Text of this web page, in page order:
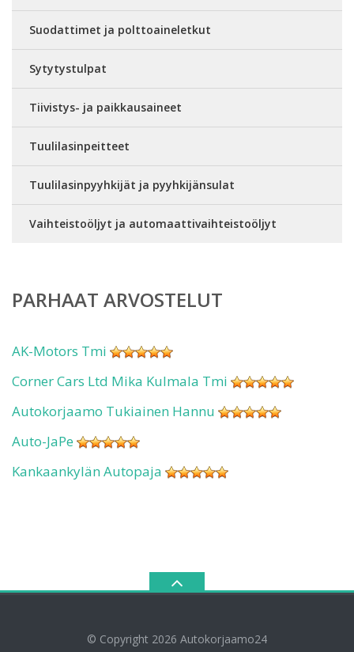
Suodattimet ja polttoaineletkut
Sytytystulpat
Tiivistys- ja paikkausaineet
Tuulilasinpeitteet
Tuulilasinpyyhkijät ja pyyhkijänsulat
Vaihteistoöljyt ja automaattivaihteistoöljyt
PARHAAT ARVOSTELUT
AK-Motors Tmi
Corner Cars Ltd Mika Kulmala Tmi
Autokorjaamo Tukiainen Hannu
Auto-JaPe
Kankaankylän Autopaja
© Copyright 2026 Autokorjaamo24